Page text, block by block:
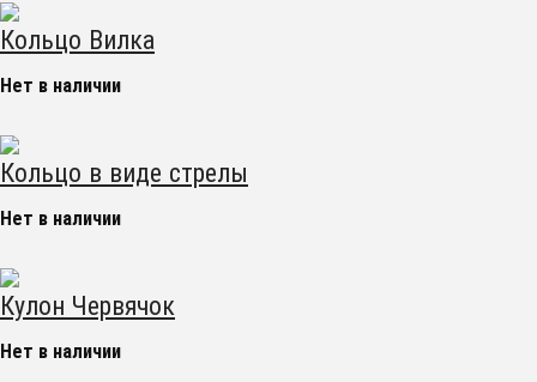
Кольцо Вилка
Нет в наличии
Кольцо в виде стрелы
Нет в наличии
Кулон Червячок
Нет в наличии